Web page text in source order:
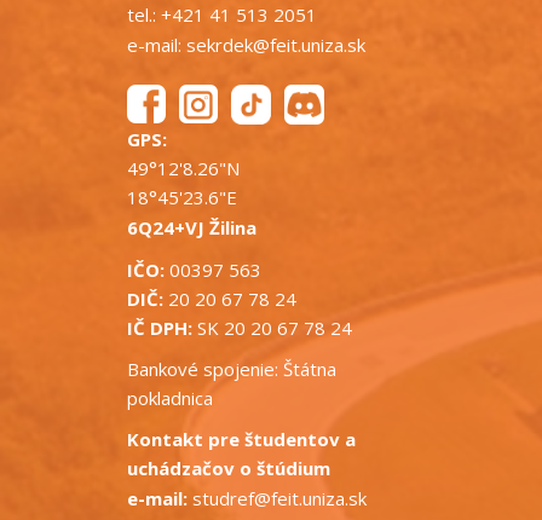
tel.: +421 41 513 2051
e-mail: sekrdek@feit.uniza.sk
GPS:
49°12'8.26"N
18°45'23.6"E
6Q24+VJ Žilina
IČO: 00397 563
DIČ: 20 20 67 78 24
IČ DPH: SK 20 20 67 78 24
Bankové spojenie: Štátna
pokladnica
Kontakt pre študentov a
uchádzačov o štúdium
e-mail: studref@feit.uniza.sk